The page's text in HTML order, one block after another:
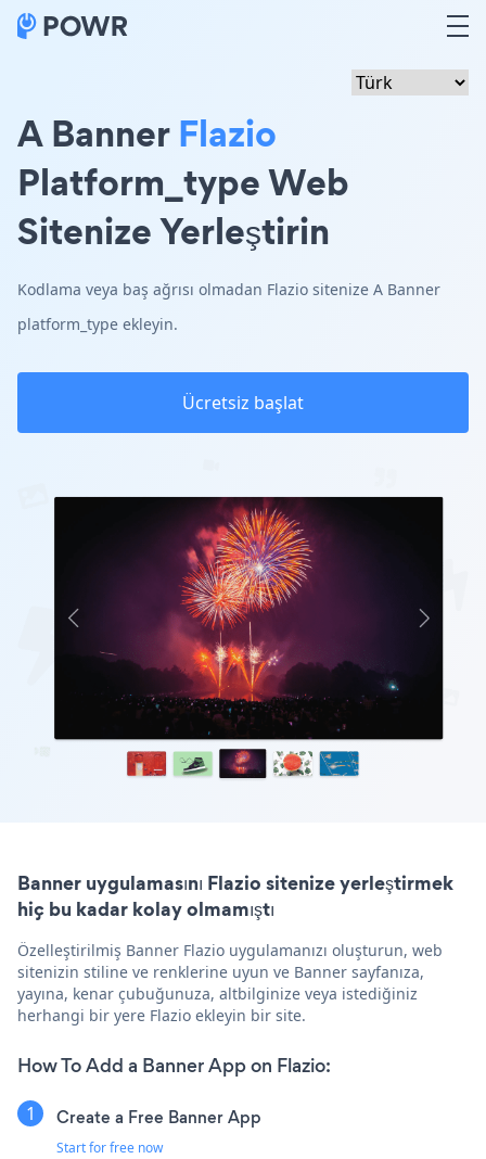
A BannerFlazio
Platform_type Web
Sitenize Yerleştirin
Kodlama veya baş ağrısı olmadan Flazio sitenize A Banner
platform_type ekleyin.
Ücretsiz başlat
Banner uygulamasını Flazio sitenize yerleştirmek
hiç bu kadar kolay olmamıştı
Özelleştirilmiş Banner Flazio uygulamanızı oluşturun, web
sitenizin stiline ve renklerine uyun ve Banner sayfanıza,
yayına, kenar çubuğunuza, altbilginize veya istediğiniz
herhangi bir yere Flazio ekleyin bir site.
How To Add a Banner App on Flazio:
Create a Free Banner App
Start for free now